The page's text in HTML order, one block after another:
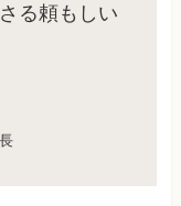
る頼もしい